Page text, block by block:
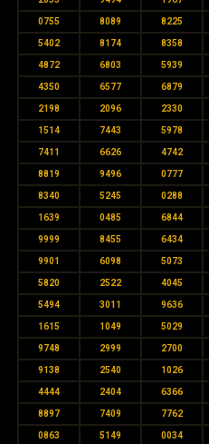
0755 8089 8225
5402 8174 8358
4872 6803 5939
4350 6577 6879
2198 2096 2330
1514 7443 5978
7411 6626 4742
8819 9496 0777
8340 5245 0288
1639 0485 6844
9999 8455 6434
9901 6098 5073
5820 2522 4045
5494 3011 9636
1615 1049 5029
9748 2999 2700
9138 2540 1026
4444 2404 6366
8897 7409 7762
0863 5149 0034